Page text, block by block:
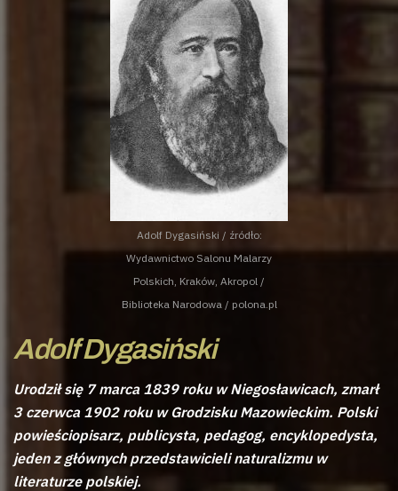
Adolf Dygasiński / źródło:
Wydawnictwo Salonu Malarzy
Polskich, Kraków, Akropol /
Biblioteka Narodowa / polona.pl
Adolf Dygasiński
Urodził się 7 marca 1839 roku w Niegosławicach, zmarł
3 czerwca 1902 roku w Grodzisku Mazowieckim. Polski
powieściopisarz, publicysta, pedagog, encyklopedysta,
jeden z głównych przedstawicieli naturalizmu w
literaturze polskiej.